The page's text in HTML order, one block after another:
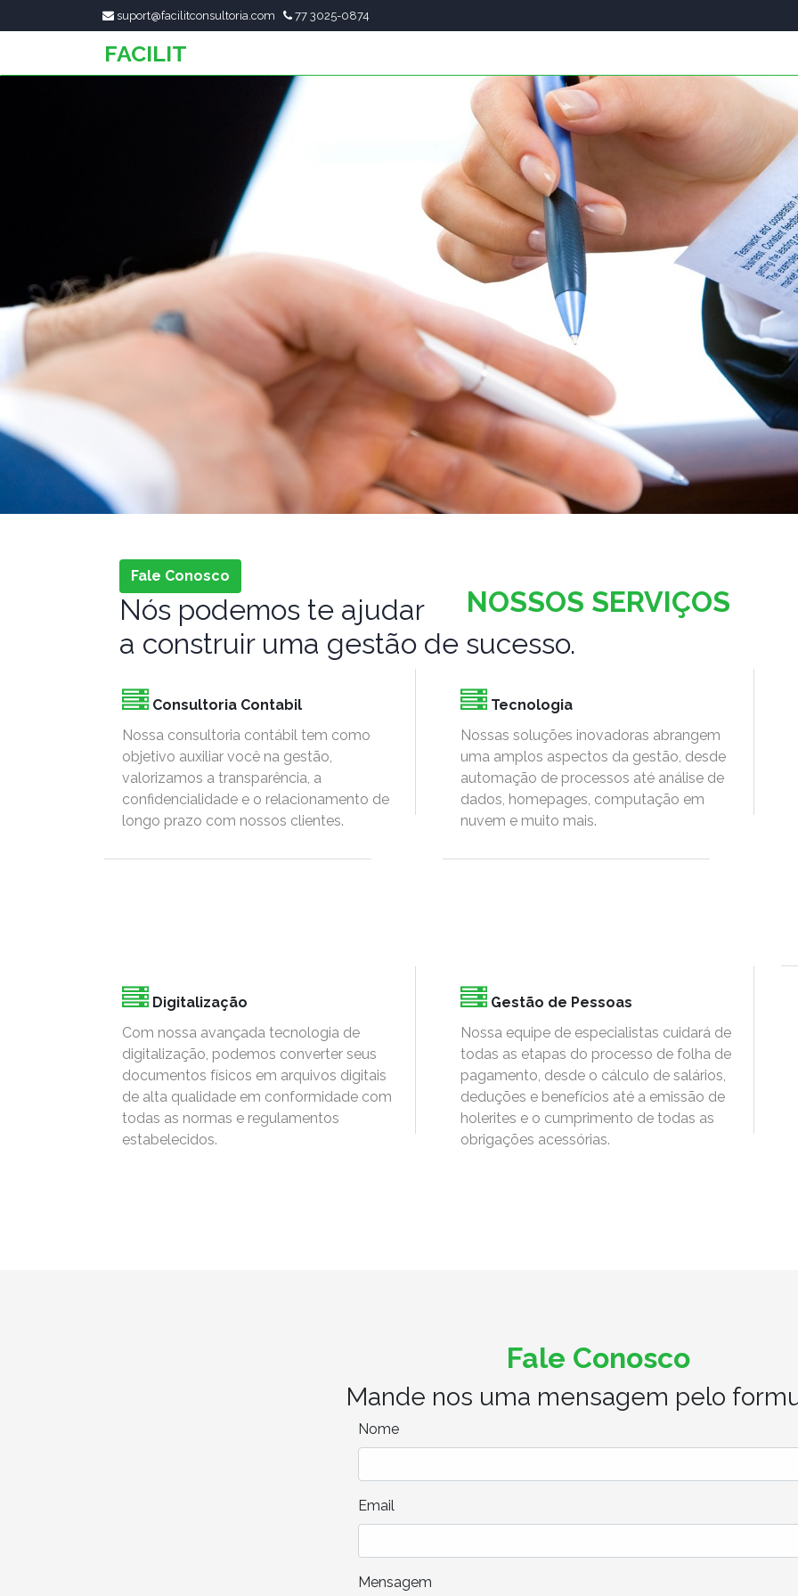
suport@facilitconsultoria.com 77 3025-0874
FACILIT
Fale Conosco
Nós podemos te ajudar
a construir uma gestão de sucesso.
NOSSOS SERVIÇOS
Consultoria Contabil
Nossa consultoria contábil tem como
objetivo auxiliar você na gestão,
valorizamos a transparência, a
confidencialidade e o relacionamento de
longo prazo com nossos clientes.
Tecnologia
Nossas soluções inovadoras abrangem
uma amplos aspectos da gestão, desde
automação de processos até análise de
dados, homepages, computação em
nuvem e muito mais.
Digitalização
Com nossa avançada tecnologia de
digitalização, podemos converter seus
documentos físicos em arquivos digitais
de alta qualidade em conformidade com
todas as normas e regulamentos
estabelecidos.
Gestão de Pessoas
Nossa equipe de especialistas cuidará de
todas as etapas do processo de folha de
pagamento, desde o cálculo de salários,
deduções e benefícios até a emissão de
holerites e o cumprimento de todas as
obrigações acessórias.
Fale Conosco
Mande nos uma mensagem pelo
Nome
Email
Mensagem